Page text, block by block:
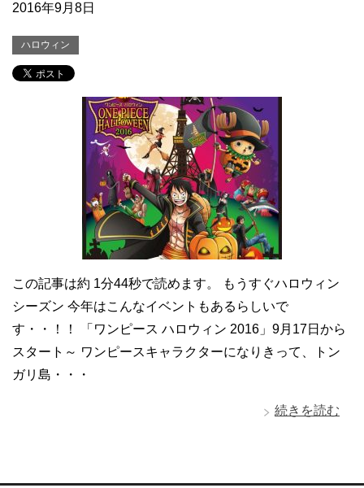
2016年9月8日
ハロウィン
この記事は約 1分44秒で読めます。 もうすぐハロウィン
シーズン 今年はこんなイベントもあるらしいで
す・・！！ 「ワンピース ハロウィン 2016」9月17日から
スタート～ ワンピースキャラクターになりきって、トン
ガリ島・・・
続きを読む